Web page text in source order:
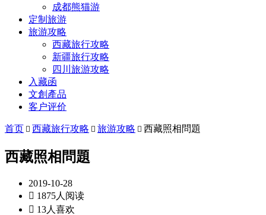
成都熊猫游
定制旅游
旅游攻略
西藏旅行攻略
新疆旅行攻略
四川旅游攻略
入藏函
文創產品
客户评价
首页  西藏旅行攻略  旅游攻略  西藏照相問題
西藏照相問題
2019-10-28
 1875人阅读
 13人喜欢